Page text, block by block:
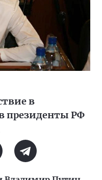
в
президенты РФ